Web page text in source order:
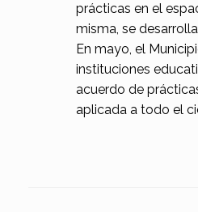
prácticas en el
misma, se
En mayo, el
instituciones
acuerdo de
aplicada a todo el